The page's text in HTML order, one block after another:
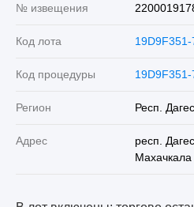
№ извещения
Код лота 19D9F351-
Код процедуры
Регион Респ.
Адрес
респ.
Махачкала